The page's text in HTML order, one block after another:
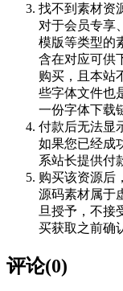
找不到素材资
对于会员专享
模版等类型的
含在对应可供
购买，且本站
些字体文件也
一份字体下载
付款后无法显
如果您已经成
系站长提供付
购买该资源后
源码素材属于
旦授予，不接
买获取之前确
评论(0)